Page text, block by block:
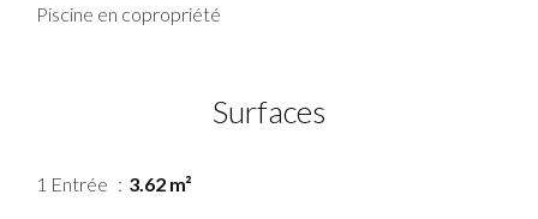
Piscine en copropriété
Surfaces
1 Entrée 3.62 m²